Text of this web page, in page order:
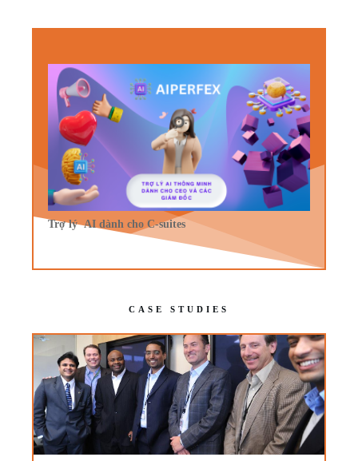
Trợ lý AI dành cho C-suites
CASE STUDIES